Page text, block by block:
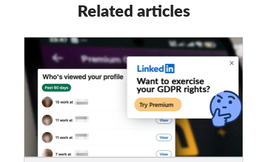
Related articles